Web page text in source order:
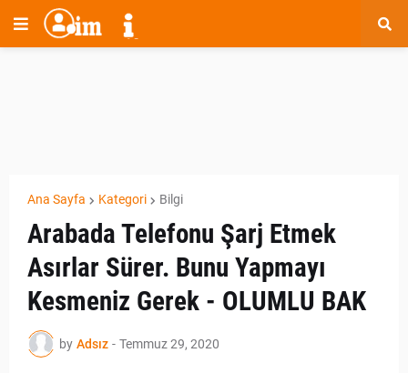
Ana Sayfa Kategori Bilgi
Arabada Telefonu Şarj Etmek
Asırlar Sürer. Bunu Yapmayı
Kesmeniz Gerek - OLUMLU BAK
by Adsız - Temmuz 29, 2020